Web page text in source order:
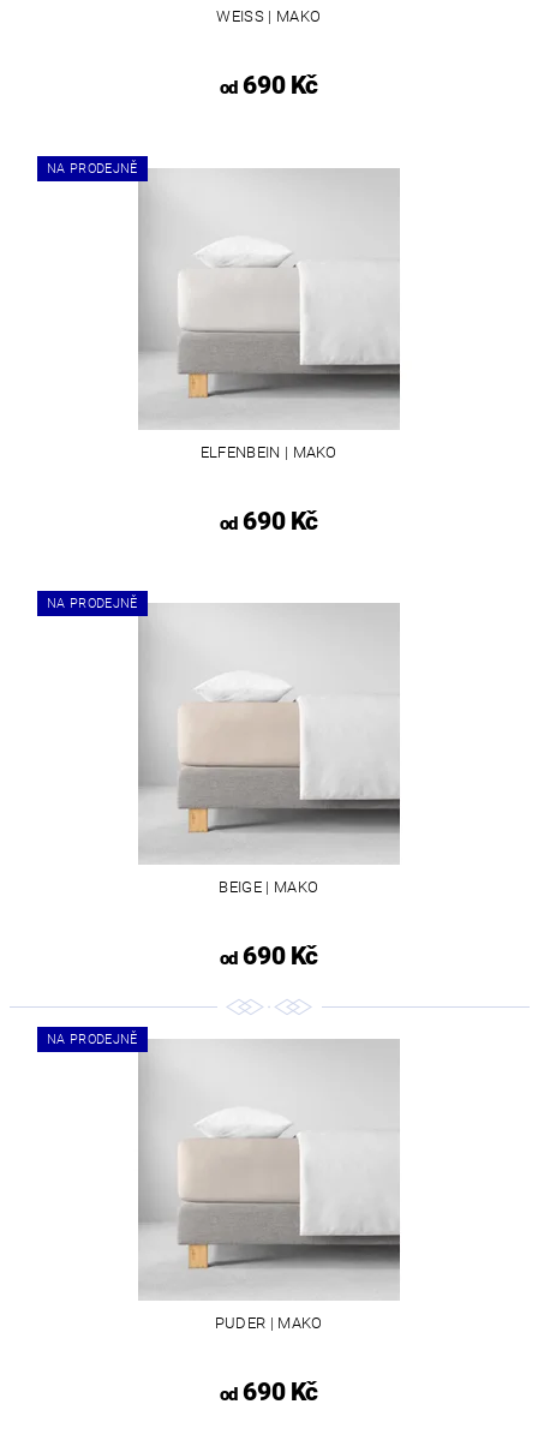
WEISS | MAKO
od690 Kč
NA PRODEJNĚ
ELFENBEIN | MAKO
od690 Kč
NA PRODEJNĚ
BEIGE | MAKO
od690 Kč
NA PRODEJNĚ
PUDER | MAKO
od690 Kč